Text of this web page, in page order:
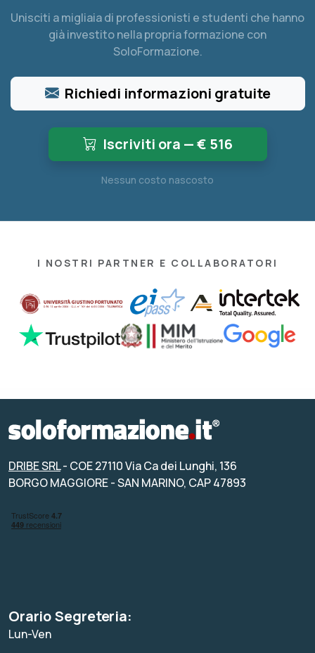
Unisciti a migliaia di professionisti e studenti che hanno
già investito nella propria formazione con
SoloFormazione.
Richiedi informazioni gratuite
Iscriviti ora — € 516
Nessun costo nascosto
I NOSTRI PARTNER E COLLABORATORI
DRIBE SRL- COE 27110 Via Ca dei Lunghi, 136
BORGO MAGGIORE - SAN MARINO, CAP 47893
Orario Segreteria:
Lun-Ven